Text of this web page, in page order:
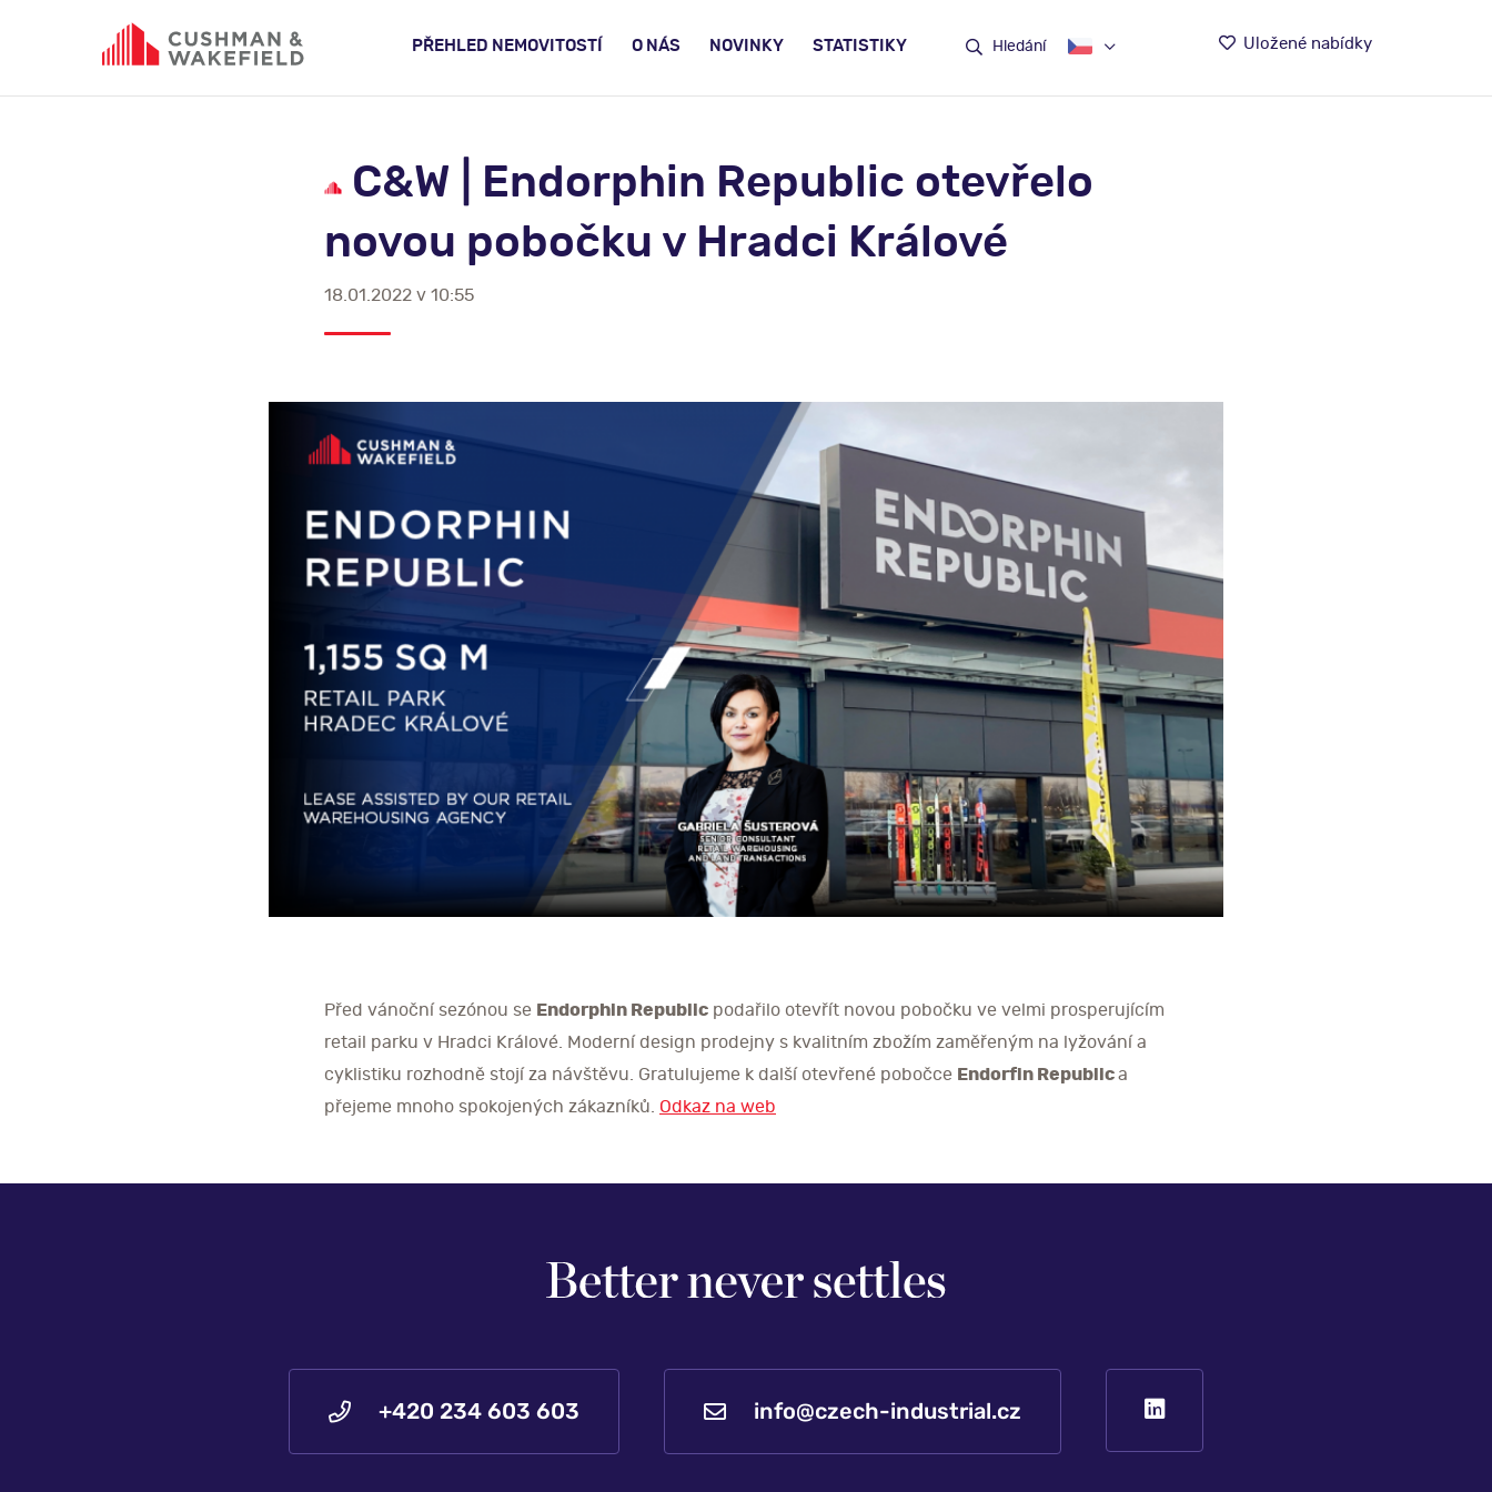
Uložené nabídky
PŘEHLED NEMOVITOSTÍ O NÁS NOVINKY STATISTIKY Hledání
C&W | Endorphin Republic otevřelo
novou pobočku v Hradci Králové
18.01.2022 v 10:55
Před vánoční sezónou se Endorphin Republic podařilo otevřít novou pobočku ve velmi prosperujícím
retail parku v Hradci Králové. Moderní design prodejny s kvalitním zbožím zaměřeným na lyžování a
cyklistiku rozhodně stojí za návštěvu. Gratulujeme k další otevřené pobočce Endorfin Republica
přejeme mnoho spokojených zákazníků. Odkaz na web
+420 234 603 603 info@czech-industrial.cz